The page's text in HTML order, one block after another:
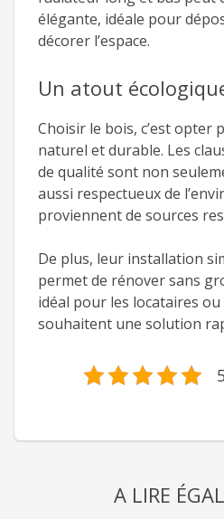
élégante, idéale pour
décorer l’espace.
Un atout
Choisir le bois, c’est opter
naturel et durable. Les
de qualité sont non
aussi respectueux de
proviennent de sources
De plus, leur installation
permet de rénover sans
idéal pour les locataires
souhaitent une solution
A LIRE